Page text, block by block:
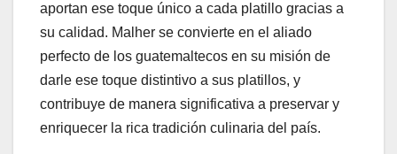
aportan ese toque único a cada platillo gracias a
su calidad. Malher se convierte en el aliado
perfecto de los guatemaltecos en su misión de
darle ese toque distintivo a sus platillos, y
contribuye de manera significativa a preservar y
enriquecer la rica tradición culinaria del país.